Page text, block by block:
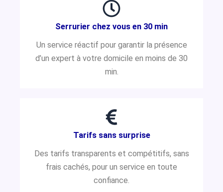
Serrurier chez vous en 30 min
Un service réactif pour garantir la présence
d’un expert à votre domicile en moins de 30
min.
Tarifs sans surprise
Des tarifs transparents et compétitifs, sans
frais cachés, pour un service en toute
confiance.